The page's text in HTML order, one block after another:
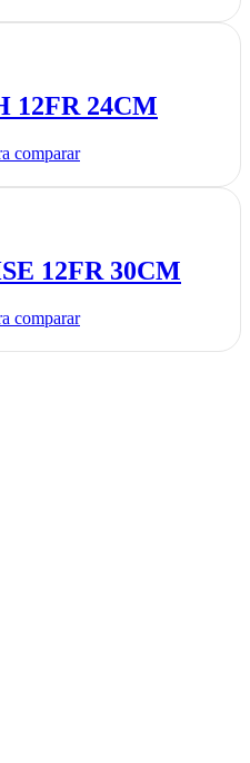
12FR 24CM
comparar
12FR 30CM
comparar